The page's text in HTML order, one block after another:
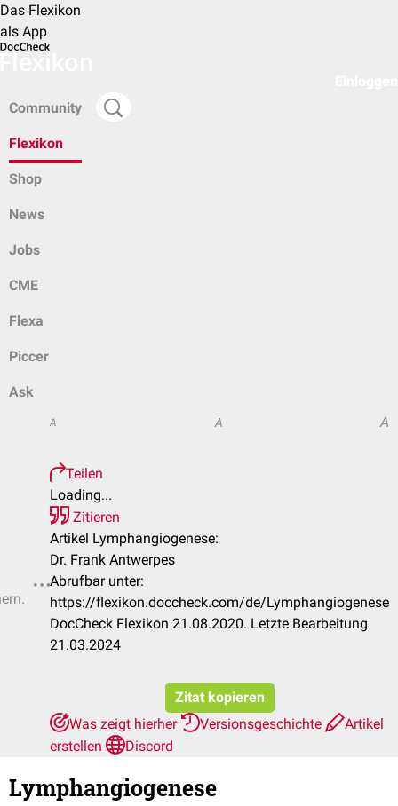
Das Flexikon
als App
Community
Flexikon
Shop
News
Jobs
CME
Flexa
Piccer
Ask
A A A
Teilen
Loading...
Zitieren
Artikel Lymphangiogenese:
Dr. Frank Antwerpes
Abrufbar unter:
https://flexikon.doccheck.com/de/Lymphangiogenese
DocCheck Flexikon 21.08.2020. Letzte Bearbeitung
21.03.2024
Zitat kopieren
Was zeigt hierher
Versionsgeschichte
Artikel
erstellen
Discord
Lymphangiogenese